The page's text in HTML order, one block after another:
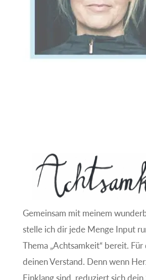
Gemeinsam mit meinem
stelle ich dir jede Menge Input
Thema „Achtsamkeit“ bereit.
deinen Verstand. Denn wenn
Einklang sind, reduziert sich dein